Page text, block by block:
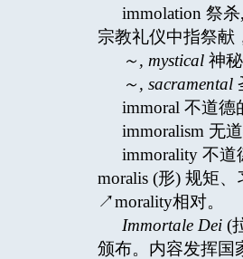
immolation 祭
宗教礼仪中指祭献
～, mystical 神
～, sacramental
immoral 不道
immoralism 无
immorality 不
moralis (形) 规矩
↗morality相对。
Immortale Dei (
颁布。内容发挥国